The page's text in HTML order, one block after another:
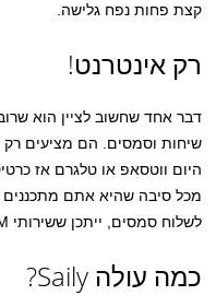
קצת פחות נפח גלישה.
רק אינטרנט!
שיחות וסמסים. הם מציעים רק
היום ווטסאפ או טלגרם אז
מכל סיבה שהיא אתם מתכננים
לשלוח סמסים, ייתכן ששירותי eSIM פחות יתאימו לכם.
כמה עולה Saily?